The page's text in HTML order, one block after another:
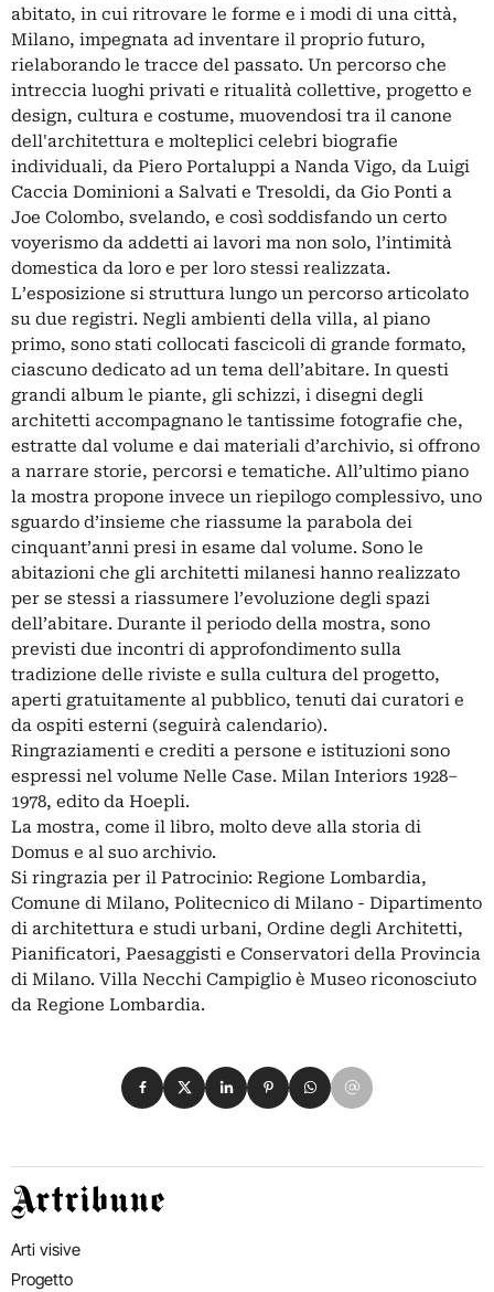
abitato, in cui ritrovare le forme e i modi di una città,
Milano, impegnata ad inventare il proprio futuro,
rielaborando le tracce del passato. Un percorso che
intreccia luoghi privati e ritualità collettive, progetto e
design, cultura e costume, muovendosi tra il canone
dell'architettura e molteplici celebri biografie
individuali, da Piero Portaluppi a Nanda Vigo, da Luigi
Caccia Dominioni a Salvati e Tresoldi, da Gio Ponti a
Joe Colombo, svelando, e così soddisfando un certo
voyerismo da addetti ai lavori ma non solo, l’intimità
domestica da loro e per loro stessi realizzata.
L’esposizione si struttura lungo un percorso articolato
su due registri. Negli ambienti della villa, al piano
primo, sono stati collocati fascicoli di grande formato,
ciascuno dedicato ad un tema dell’abitare. In questi
grandi album le piante, gli schizzi, i disegni degli
architetti accompagnano le tantissime fotografie che,
estratte dal volume e dai materiali d’archivio, si offrono
a narrare storie, percorsi e tematiche. All’ultimo piano
la mostra propone invece un riepilogo complessivo, uno
sguardo d’insieme che riassume la parabola dei
cinquant’anni presi in esame dal volume. Sono le
abitazioni che gli architetti milanesi hanno realizzato
per se stessi a riassumere l’evoluzione degli spazi
dell’abitare. Durante il periodo della mostra, sono
previsti due incontri di approfondimento sulla
tradizione delle riviste e sulla cultura del progetto,
aperti gratuitamente al pubblico, tenuti dai curatori e
da ospiti esterni (seguirà calendario).
Ringraziamenti e crediti a persone e istituzioni sono
espressi nel volume Nelle Case. Milan Interiors 1928–
1978, edito da Hoepli.
La mostra, come il libro, molto deve alla storia di
Domus e al suo archivio.
Si ringrazia per il Patrocinio: Regione Lombardia,
Comune di Milano, Politecnico di Milano - Dipartimento
di architettura e studi urbani, Ordine degli Architetti,
Pianificatori, Paesaggisti e Conservatori della Provincia
di Milano. Villa Necchi Campiglio è Museo riconosciuto
da Regione Lombardia.
Condividi su Facebook
Condividi su X
Condividi su LinkedIn
Condividi su Pinterest
Condividi su WhatsApp
Condividi su Email
Artribune
Arti visive
Progetto